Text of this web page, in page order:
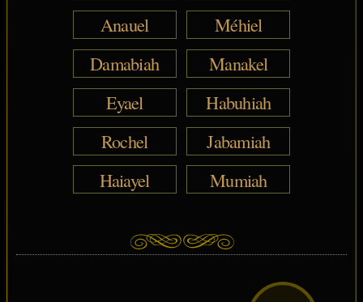
Anauel
Méhiel
Damabiah
Manakel
Eyael
Habuhiah
Rochel
Jabamiah
Haiayel
Mumiah